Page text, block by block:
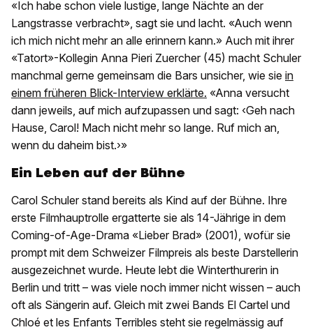
«Ich habe schon viele lustige, lange Nächte an der
Langstrasse verbracht», sagt sie und lacht. «Auch wenn
ich mich nicht mehr an alle erinnern kann.» Auch mit ihrer
«Tatort»-Kollegin Anna Pieri Zuercher (45) macht Schuler
manchmal gerne gemeinsam die Bars unsicher, wie sie in
einem früheren Blick-Interview erklärte. «Anna versucht
dann jeweils, auf mich aufzupassen und sagt: ‹Geh nach
Hause, Carol! Mach nicht mehr so lange. Ruf mich an,
wenn du daheim bist.›»
Ein Leben auf der Bühne
Carol Schuler stand bereits als Kind auf der Bühne. Ihre
erste Filmhauptrolle ergatterte sie als 14-Jährige in dem
Coming-of-Age-Drama «Lieber Brad» (2001), wofür sie
prompt mit dem Schweizer Filmpreis als beste Darstellerin
ausgezeichnet wurde. Heute lebt die Winterthurerin in
Berlin und tritt – was viele noch immer nicht wissen – auch
oft als Sängerin auf. Gleich mit zwei Bands El Cartel und
Chloé et les Enfants Terribles steht sie regelmässig auf